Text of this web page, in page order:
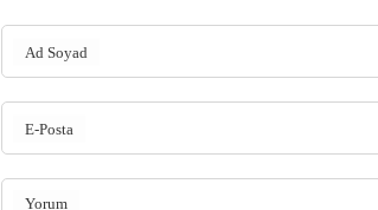
Ad Soyad
E-Posta
Yorum